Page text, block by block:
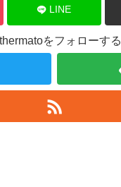
LINE
をフォローする